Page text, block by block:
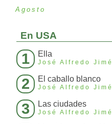
Agosto
En USA
1 Ella
José Alfredo
2 El caballo blanco
José Alfredo
3 Las ciudades
José Alfredo